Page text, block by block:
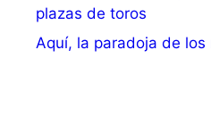
plazas de toros
Aquí, la paradoja de